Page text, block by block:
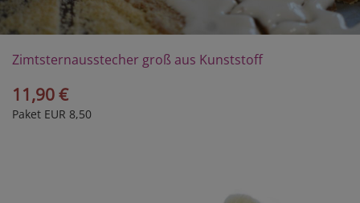
Zimtsternausstecher groß aus Kunststoff
11,90 €
Paket EUR 8,50